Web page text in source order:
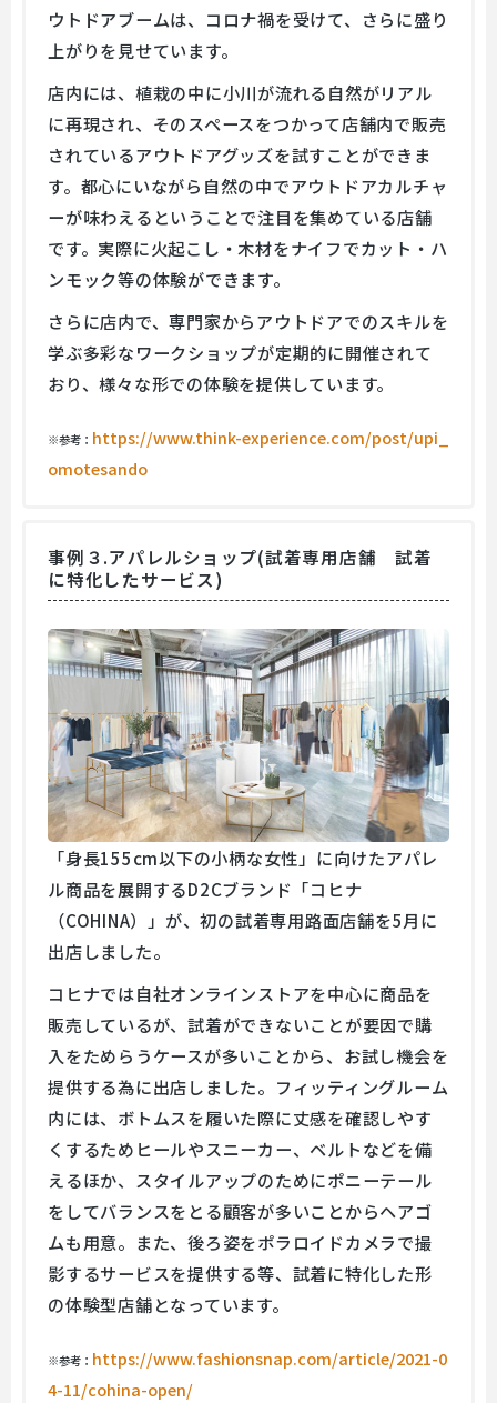
ウトドアブームは、コロナ禍を受けて、さらに盛り
上がりを見せています。
店内には、植栽の中に小川が流れる自然がリアル
に再現され、そのスペースをつかって店舗内で販売
されているアウトドアグッズを試すことができま
す。都心にいながら自然の中でアウトドアカルチャ
ーが味わえるということで注目を集めている店舗
です。実際に火起こし・木材をナイフでカット・ハ
ンモック等の体験ができます。
さらに店内で、専門家からアウトドアでのスキルを
学ぶ多彩なワークショップが定期的に開催されて
おり、様々な形での体験を提供しています。
※参考： https://www.think-experience.com/post/upi_
omotesando
事例３.アパレルショップ(試着専用店舗 試着
に特化したサービス)
「身長155cm以下の小柄な女性」に向けたアパレ
ル商品を展開するD2Cブランド「コヒナ
（COHINA）」が、初の試着専用路面店舗を5月に
出店しました。
コヒナでは自社オンラインストアを中心に商品を
販売しているが、試着ができないことが要因で購
入をためらうケースが多いことから、お試し機会を
提供する為に出店しました。フィッティングルーム
内には、ボトムスを履いた際に丈感を確認しやす
くするためヒールやスニーカー、ベルトなどを備
えるほか、スタイルアップのためにポニーテール
をしてバランスをとる顧客が多いことからヘアゴ
ムも用意。また、後ろ姿をポラロイドカメラで撮
影するサービスを提供する等、試着に特化した形
の体験型店舗となっています。
※参考： https://www.fashionsnap.com/article/2021-0
4-11/cohina-open/